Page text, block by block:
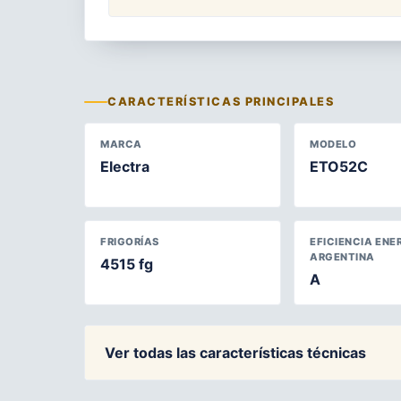
CARACTERÍSTICAS PRINCIPALES
MARCA
Electra
MODELO
ETO52C
FRIGORÍAS
4515 fg
EFICIENCIA
ARGENTINA
A
Ver todas las características técnicas